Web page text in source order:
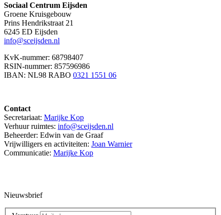
Sociaal Centrum Eijsden
Groene Kruisgebouw
Prins Hendrikstraat 21
6245 ED Eijsden
info@sceijsden.nl
KvK-nummer: 68798407
RSIN-nummer: 857596986
IBAN: NL98 RABO 0321 1551 06
Contact
Secretariaat: Marijke Kop
Verhuur ruimtes: info@sceijsden.nl
Beheerder: Edwin van de Graaf
Vrijwilligers en activiteiten: Joan Warnier
Communicatie: Marijke Kop
Nieuwsbrief